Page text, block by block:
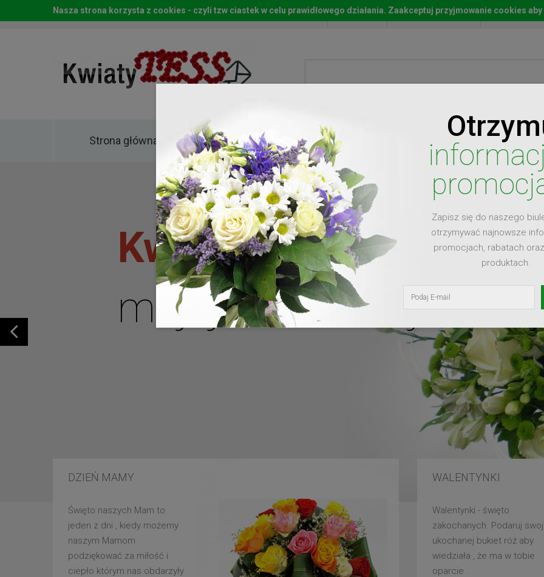
Start Moje konto Lista
Strona główna Kwiaty
Kwiaty dla
mojej ukochanej
DZIEŃ MAMY
Święto naszych Mam to
jeden z dni , kiedy możemy
naszym Mamom
podziękować za miłość i
ciepło którym nas obdarzyły
WALENTYNKI
Walentynki - święto
zakochanych. Podaruj
ukochanej bukiet róż aby
wiedziała , że ma w tobie
oparcie .
Zapisz się do naszego
otrzymywać najnowsze
promocjach, rabatach
produktach.
Nasza strona korzysta z cookies - czyli tzw ciastek w celu prawidłowego działania. Zaakceptuj przyjmowanie cookies